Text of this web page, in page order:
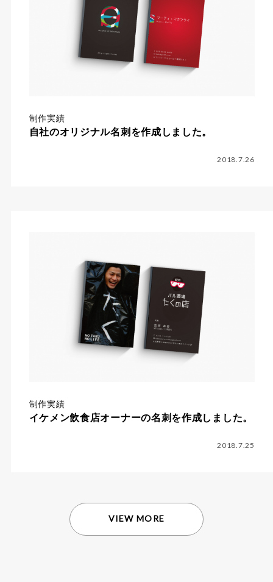
制作実績
自社のオリジナル名刺を作成しました。
2018.7.26
制作実績
イケメン飲食店オーナーの名刺を作成しました。
2018.7.25
VIEW MORE